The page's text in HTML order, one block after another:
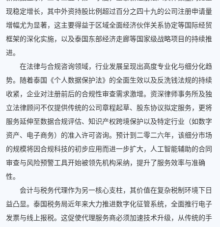
现稳定增长，其中外资持股比例超过百分之四十九的公司注册申请量
增幅尤为显著，这主要得益于区域全面经济伙伴关系协定等国际经贸
框架的深化实施，以及泰国东部经济走廊等国家级战略项目的持续推
进。
在法律与合规咨询领域，行业发展呈现出高度专业化与细分化趋
势。随着泰国《个人数据保护法》的全面生效以及反洗钱法规的持续
收紧，企业对注册前后的合规性审查需求激增。资深律师事务所及独
立法律顾问不仅提供传统的公司章程起草、股东协议拟定服务，更将
服务延伸至数据合规评估、知识产权跨境保护以及特定行业（如数字
资产、电子商务）的准入许可咨询。预计到二零二六年，该细分市场
的规模将因合规科技的初步应用而进一步扩大，人工智能辅助的合同
审查与风险预警工具开始被领先机构采纳，提升了服务效率与准确
性。
会计与税务代理作为另一核心支柱，其价值在复杂税制环境下日
益凸显。泰国税务局近年来大力推进数字化征管系统，全面推行电子
发票与线上报税。这促使代理服务商必须加速技术升级，从传统的手